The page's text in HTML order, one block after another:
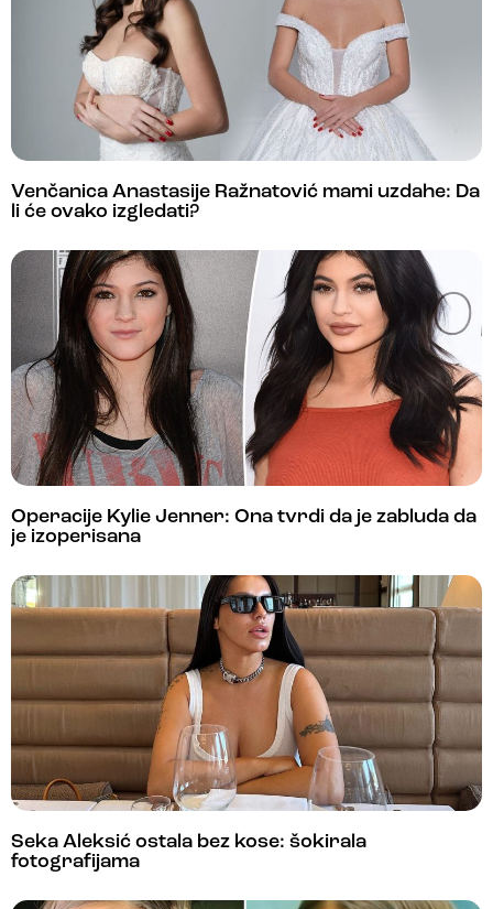
Venčanica Anastasije Ražnatović mami uzdahe: Da
li će ovako izgledati?
Operacije Kylie Jenner: Ona tvrdi da je zabluda da
je izoperisana
Seka Aleksić ostala bez kose: šokirala
fotografijama